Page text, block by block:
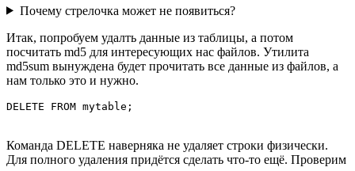
Почему стрелочка может не появиться?
Итак, попробуем удалть данные из таблицы, а потом
посчитать md5 для интересующих нас файлов. Утилита
md5sum вынуждена будет прочитать все данные из файлов, а
нам только это и нужно.
DELETE FROM mytable;
Команда DELETE наверняка не удаляет строки физически.
Для полного удаления придётся сделать что-то ещё. Проверим